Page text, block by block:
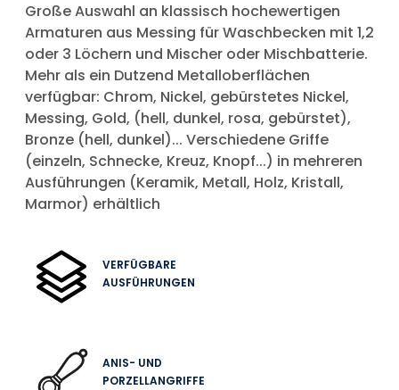
Große Auswahl an klassisch hochewertigen
Armaturen aus Messing für Waschbecken mit 1,2
oder 3 Löchern und Mischer oder Mischbatterie.
Mehr als ein Dutzend Metalloberflächen
verfügbar: Chrom, Nickel, gebürstetes Nickel,
Messing, Gold, (hell, dunkel, rosa, gebürstet),
Bronze (hell, dunkel)... Verschiedene Griffe
(einzeln, Schnecke, Kreuz, Knopf...) in mehreren
Ausführungen (Keramik, Metall, Holz, Kristall,
Marmor) erhältlich
VERFÜGBARE
AUSFÜHRUNGEN
ANIS- UND
PORZELLANGRIFFE